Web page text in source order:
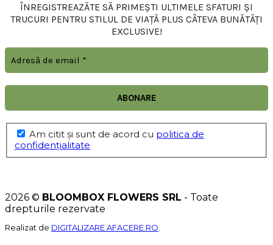
ÎNREGISTREAZĂTE SĂ PRIMEȘTI ULTIMELE SFATURI ȘI
TRUCURI PENTRU STILUL DE VIAȚĂ PLUS CÂTEVA BUNĂTĂȚI
EXCLUSIVE!
Am citit şi sunt de acord cu politica de
confidențialitate
2026 © BLOOMBOX FLOWERS SRL - Toate
drepturile rezervate
Realizat de DIGITALIZARE AFACERE.RO